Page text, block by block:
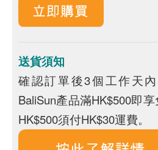
送貨須知
確認訂單後3個工作天
BaliSun產品滿HK$500即
HK$500須付HK$30運費。